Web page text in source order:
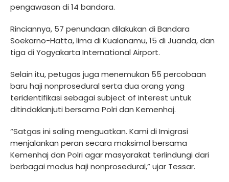
pengawasan di 14 bandara.
Rinciannya, 57 penundaan dilakukan di Bandara
Soekarno-Hatta, lima di Kualanamu, 15 di Juanda, dan
tiga di Yogyakarta International Airport.
Selain itu, petugas juga menemukan 55 percobaan
baru haji nonprosedural serta dua orang yang
teridentifikasi sebagai subject of interest untuk
ditindaklanjuti bersama Polri dan Kemenhaj.
“Satgas ini saling menguatkan. Kami di Imigrasi
menjalankan peran secara maksimal bersama
Kemenhaj dan Polri agar masyarakat terlindungi dari
berbagai modus haji nonprosedural,” ujar Tessar.